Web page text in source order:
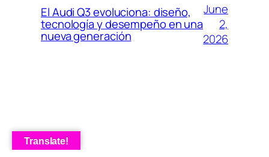
El Audi Q3 evoluciona: diseño,
tecnología y desempeño en una
nueva generación
June
2,
2026
Translate!